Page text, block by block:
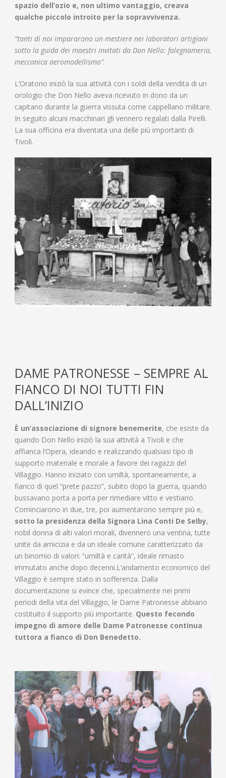
spazio dell’ozio e, non ultimo vantaggio, creava
qualche piccolo introito per la sopravvivenza.
“tanti di noi impararono un mestiere nei laboratori artigiani
sotto la guida dei maestri invitati da Don Nello: falegnameria,
meccanica aeromodellismo”.
L’Oratorio iniziò la sua attività con i soldi della vendita di un
orologio che Don Nello aveva ricevuto in dono da un
capitano durante la guerra vissuta come cappellano militare.
In seguito alcuni macchinari gli vennero regalati dalla Pirelli.
La sua officina era diventata una delle più importanti di
Tivoli.
DAME PATRONESSE – SEMPRE AL
FIANCO DI NOI TUTTI FIN
DALL’INIZIO
È un’associazione di signore benemerite, che esiste da
quando Don Nello iniziò la sua attività a Tivoli e che
affianca l’Opera, ideando e realizzando qualsiasi tipo di
supporto materiale e morale a favore dei ragazzi del
Villaggio. Hanno iniziato con umiltà, spontaneamente, a
fianco di quel “prete pazzo”, subito dopo la guerra, quando
bussavano porta a porta per rimediare vitto e vestiario.
Cominciarono in due, tre, poi aumentarono sempre più e,
sotto la presidenza della Signora Lina Conti De Selby,
nobil donna di alti valori morali, divennero una ventina, tutte
unite da amicizia e da un ideale comune caratterizzato da
un binomio di valori: “umiltà e carità”, ideale rimasto
immutato anche dopo decenni.L’andamento economico del
Villaggio è sempre stato in sofferenza. Dalla
documentazione si evince che, specialmente nei primi
periodi della vita del Villaggio, le Dame Patronesse abbiano
costituito il supporto più importante. Questo fecondo
impegno di amore delle Dame Patronesse continua
tuttora a fianco di Don Benedetto.